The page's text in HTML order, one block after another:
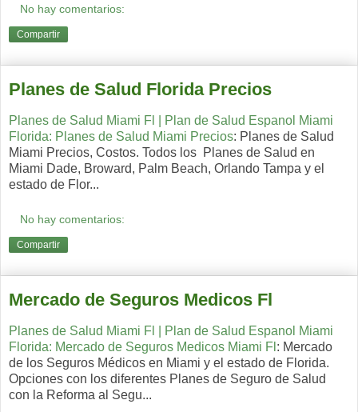
No hay comentarios:
Compartir
Planes de Salud Florida Precios
Planes de Salud Miami Fl | Plan de Salud Espanol Miami
Florida: Planes de Salud Miami Precios: Planes de Salud
Miami Precios, Costos. Todos los Planes de Salud en
Miami Dade, Broward, Palm Beach, Orlando Tampa y el
estado de Flor...
No hay comentarios:
Compartir
Mercado de Seguros Medicos Fl
Planes de Salud Miami Fl | Plan de Salud Espanol Miami
Florida: Mercado de Seguros Medicos Miami Fl : Mercado
de los Seguros Médicos en Miami y el estado de Florida.
Opciones con los diferentes Planes de Seguro de Salud
con la Reforma al Segu...